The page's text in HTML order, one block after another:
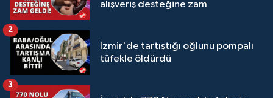
alışveriş desteğine zam
İzmir'de tartıştığı oğlunu pompalı
tüfekle öldürdü
2
3